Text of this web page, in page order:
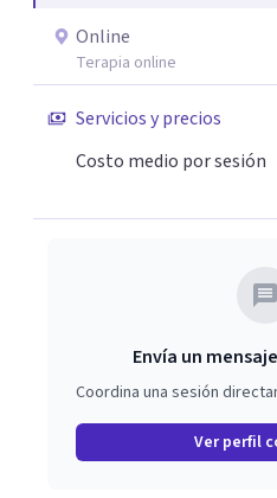
Online
Terapia online
Servicios y precios
Costo medio por sesión
Envía un
Coordina una sesión
Ver perfil